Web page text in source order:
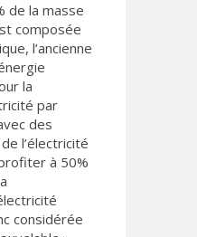
de la masse
composée
l’ancienne
la
par
des
l’électricité
à 50%
considérée